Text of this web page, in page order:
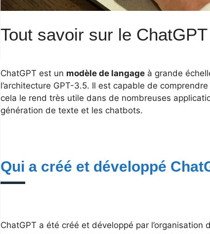
Tout savoir sur le ChatGPT
ChatGPT est un modèle de langage à grande
l’architecture GPT-3.5. Il est capable de
cela le rend très utile dans de nombreuses
génération de texte et les chatbots.
Qui a créé et développé
ChatGPT a été créé et développé par l’organisation